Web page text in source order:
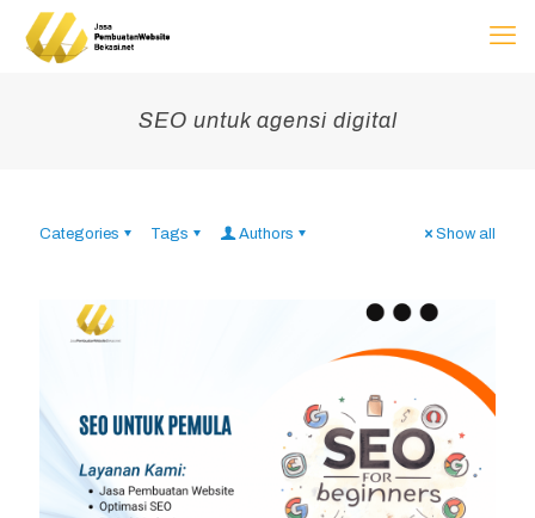
SEO untuk agensi digital
Categories Tags Authors Show all